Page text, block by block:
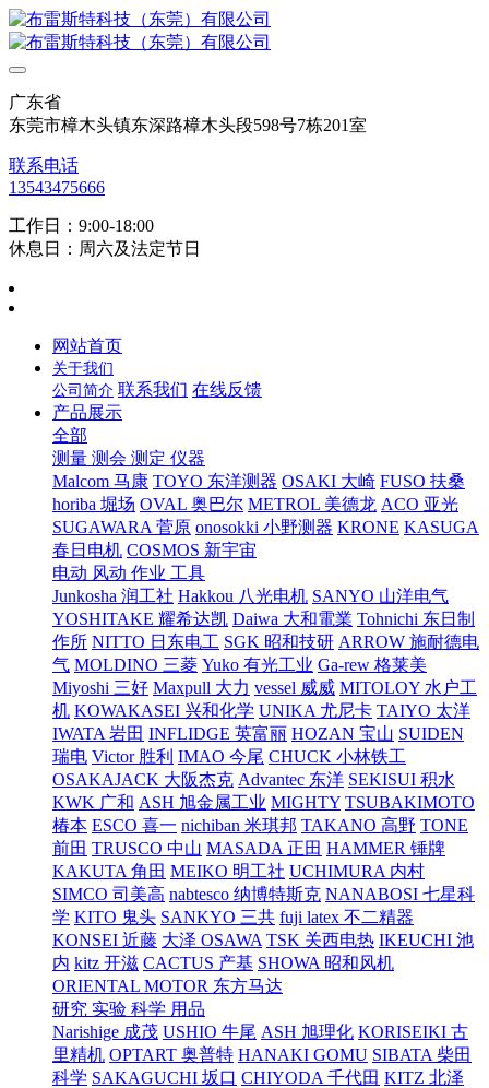
广东省
东莞市樟木头镇东深路樟木头段598号7栋201室
联系电话
13543475666
工作日：9:00-18:00
休息日：周六及法定节日
网站首页
关于我们
公司简介 联系我们 在线反馈
产品展示
全部
测量 测会 测定 仪器
Malcom 马康 TOYO 东洋测器 OSAKI 大崎 FUSO 扶桑
horiba 堀场 OVAL 奥巴尔 METROL 美德龙 ACO 亚光
SUGAWARA 菅原 onosokki 小野测器 KRONE KASUGA
春日电机 COSMOS 新宇宙
电动 风动 作业 工具
Junkosha 润工社 Hakkou 八光电机 SANYO 山洋电气
YOSHITAKE 耀希达凯 Daiwa 大和電業 Tohnichi 东日制
作所 NITTO 日东电工 SGK 昭和技研 ARROW 施耐德电
气 MOLDINO 三菱 Yuko 有光工业 Ga-rew 格莱美
Miyoshi 三好 Maxpull 大力 vessel 威威 MITOLOY 水户工
机 KOWAKASEI 兴和化学 UNIKA 尤尼卡 TAIYO 太洋
IWATA 岩田 INFLIDGE 英富丽 HOZAN 宝山 SUIDEN
瑞电 Victor 胜利 IMAO 今尾 CHUCK 小林铁工
OSAKAJACK 大阪杰克 Advantec 东洋 SEKISUI 积水
KWK 广和 ASH 旭金属工业 MIGHTY TSUBAKIMOTO
椿本 ESCO 喜一 nichiban 米琪邦 TAKANO 高野 TONE
前田 TRUSCO 中山 MASADA 正田 HAMMER 锤牌
KAKUTA 角田 MEIKO 明工社 UCHIMURA 内村
SIMCO 司美高 nabtesco 纳博特斯克 NANABOSI 七星科
学 KITO 鬼头 SANKYO 三共 fuji latex 不二精器
KONSEI 近藤 大泽 OSAWA TSK 关西电热 IKEUCHI 池
内 kitz 开滋 CACTUS 产基 SHOWA 昭和风机
ORIENTAL MOTOR 东方马达
研究 实验 科学 用品
Narishige 成茂 USHIO 牛尾 ASH 旭理化 KORISEIKI 古
里精机 OPTART 奥普特 HANAKI GOMU SIBATA 柴田
科学 SAKAGUCHI 坂口 CHIYODA 千代田 KITZ 北泽